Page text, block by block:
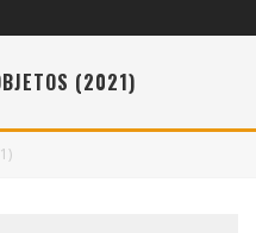
(2021)